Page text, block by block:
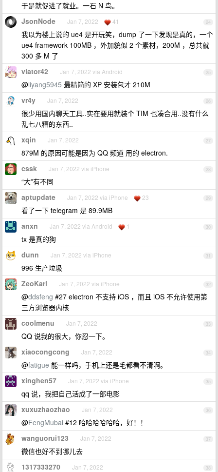
于是就促进了就业。一石 N 鸟。
24
JsonNode Jan 7, 2022 41
我以为楼上说的 ue4 是开玩笑，dump 了一下发现是真的，一个
ue4 framework 100MB ，外加貌似 2 个素材，200M ，总共就
300 多 M 了
25
viator42 Jan 7, 2022 via Android
@liyang5945 最精简的 XP 安装包才 210M
26
vr4y Jan 7, 2022
很少用国内聊天工具..实在要用就装个 TIM 也凑合用..没有什么
乱七八糟的东西..
27
xqin Jan 7, 2022
879M 的原因可能是因为 QQ 频道 用的 electron.
28
cssk Jan 7, 2022 via iPhone
“大”有不同
29
aptupdate Jan 7, 2022 via iPhone 23
看了一下 telegram 是 89.9MB
30
anxn Jan 7, 2022 via Android 1
tx 是真的狗
31
dunn Jan 7, 2022 via iPhone
996 生产垃圾
32
ZeoKarl Jan 7, 2022 via iPhone
@ddsfeng #27 electron 不支持 iOS ，而且 iOS 不允许使用第
三方浏览器内核
33
coolmenu Jan 7, 2022
QQ 说我的很大，你忍一下。
34
xiaocongcong Jan 7, 2022
@fatigue 能一样吗，手机上还是毛都看不清啊。
35
xinghen57 Jan 7, 2022 via iPhone
qq 说，我把自己活成了一部电影
36
xuxuzhaozhao Jan 7, 2022
@FengMubai #12 哈哈哈哈哈哈，好！！
37
wanguorui123 Jan 7, 2022
微信也好不到哪儿去
38
1317333270 Jan 7, 2022